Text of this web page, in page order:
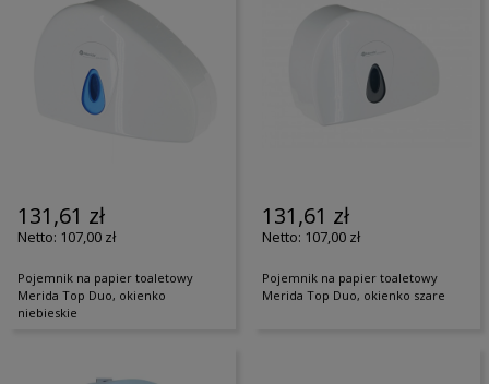
131,61 zł
107,00 zł
Pojemnik na papier toaletowy
Merida Top Duo, okienko
niebieskie
131,61 zł
107,00 zł
Pojemnik na papier toaletowy
Merida Top Duo, okienko szare